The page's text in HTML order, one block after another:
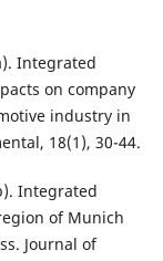
Integrated
on company
industry in
18(1), 30-44.
Integrated
of Munich
Journal of